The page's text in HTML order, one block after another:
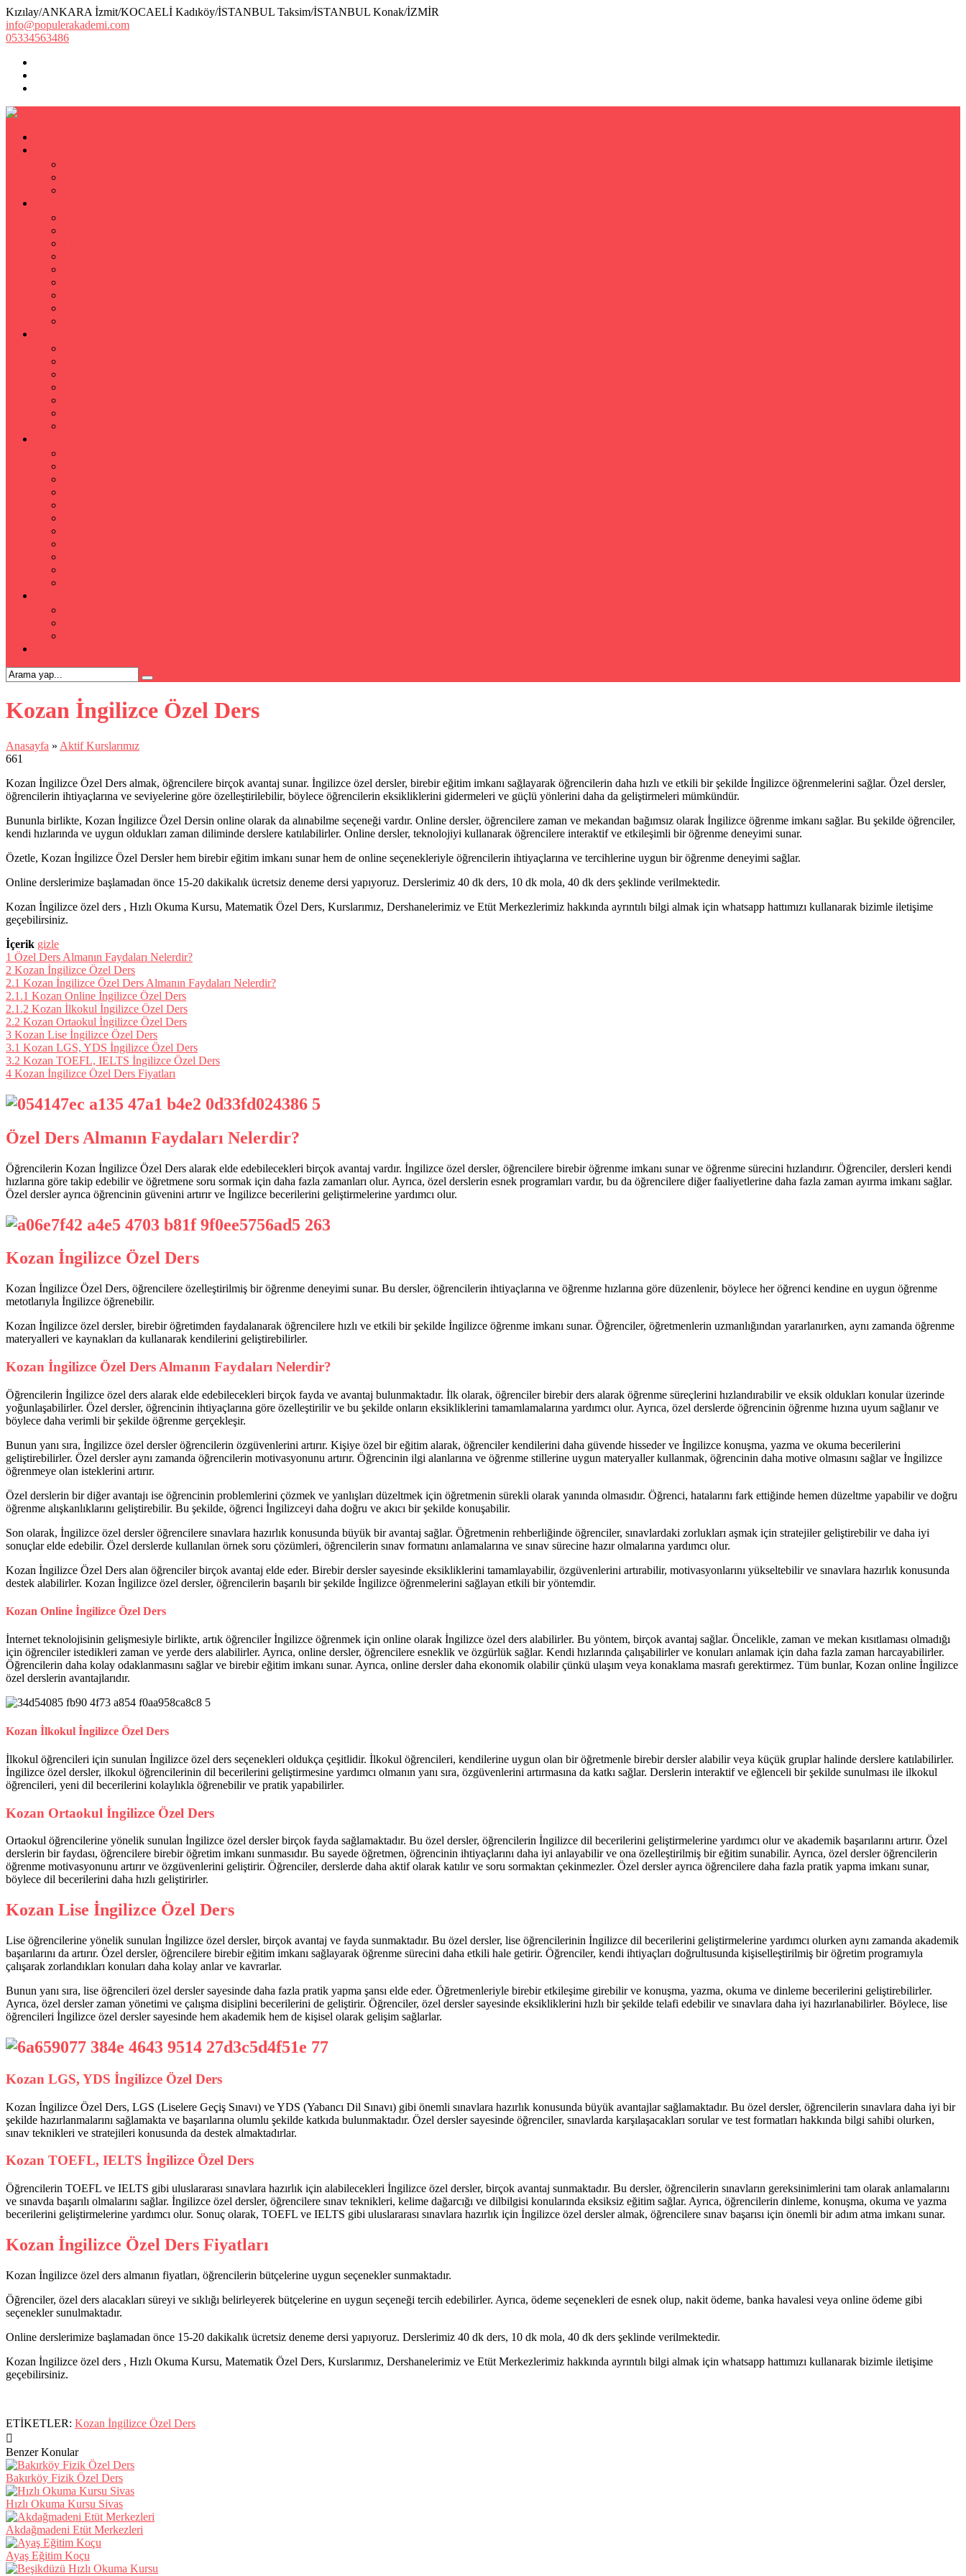
Kızılay/ANKARA İzmit/KOCAELİ Kadıköy/İSTANBUL Taksim/İSTANBUL Konak/İZMİR
info@populerakademi.com
05334563486
Kozan İngilizce Özel Ders
Anasayfa » Aktif Kurslarımız
661
Kozan İngilizce Özel Ders almak, öğrencilere birçok avantaj sunar. İngilizce özel dersler, birebir eğitim imkanı sağlayarak öğrencilerin daha hızlı ve etkili bir şekilde İngilizce öğrenmelerini sağlar. Özel dersler,
öğrencilerin ihtiyaçlarına ve seviyelerine göre özelleştirilebilir, böylece öğrencilerin eksikliklerini gidermeleri ve güçlü yönlerini daha da geliştirmeleri mümkündür.
Bununla birlikte, Kozan İngilizce Özel Dersin online olarak da alınabilme seçeneği vardır. Online dersler, öğrencilere zaman ve mekandan bağımsız olarak İngilizce öğrenme imkanı sağlar. Bu şekilde öğrenciler,
kendi hızlarında ve uygun oldukları zaman diliminde derslere katılabilirler. Online dersler, teknolojiyi kullanarak öğrencilere interaktif ve etkileşimli bir öğrenme deneyimi sunar.
Özetle, Kozan İngilizce Özel Dersler hem birebir eğitim imkanı sunar hem de online seçenekleriyle öğrencilerin ihtiyaçlarına ve tercihlerine uygun bir öğrenme deneyimi sağlar.
Online derslerimize başlamadan önce 15-20 dakikalık ücretsiz deneme dersi yapıyoruz. Derslerimiz 40 dk ders, 10 dk mola, 40 dk ders şeklinde verilmektedir.
Kozan İngilizce özel ders , Hızlı Okuma Kursu, Matematik Özel Ders, Kurslarımız, Dershanelerimiz ve Etüt Merkezlerimiz hakkında ayrıntılı bilgi almak için whatsapp hattımızı kullanarak bizimle iletişime
geçebilirsiniz.
İçerik gizle
1 Özel Ders Almanın Faydaları Nelerdir?
2 Kozan İngilizce Özel Ders
2.1 Kozan İngilizce Özel Ders Almanın Faydaları Nelerdir?
2.1.1 Kozan Online İngilizce Özel Ders
2.1.2 Kozan İlkokul İngilizce Özel Ders
2.2 Kozan Ortaokul İngilizce Özel Ders
3 Kozan Lise İngilizce Özel Ders
3.1 Kozan LGS, YDS İngilizce Özel Ders
3.2 Kozan TOEFL, IELTS İngilizce Özel Ders
4 Kozan İngilizce Özel Ders Fiyatları
Özel Ders Almanın Faydaları Nelerdir?
Öğrencilerin Kozan İngilizce Özel Ders alarak elde edebilecekleri birçok avantaj vardır. İngilizce özel dersler, öğrencilere birebir öğrenme imkanı sunar ve öğrenme sürecini hızlandırır. Öğrenciler, dersleri kendi
hızlarına göre takip edebilir ve öğretmene soru sormak için daha fazla zamanları olur. Ayrıca, özel derslerin esnek programları vardır, bu da öğrencilere diğer faaliyetlerine daha fazla zaman ayırma imkanı sağlar.
Özel dersler ayrıca öğrencinin güvenini artırır ve İngilizce becerilerini geliştirmelerine yardımcı olur.
Kozan İngilizce Özel Ders
Kozan İngilizce Özel Ders, öğrencilere özelleştirilmiş bir öğrenme deneyimi sunar. Bu dersler, öğrencilerin ihtiyaçlarına ve öğrenme hızlarına göre düzenlenir, böylece her öğrenci kendine en uygun öğrenme
metotlarıyla İngilizce öğrenebilir.
Kozan İngilizce özel dersler, birebir öğretimden faydalanarak öğrencilere hızlı ve etkili bir şekilde İngilizce öğrenme imkanı sunar. Öğrenciler, öğretmenlerin uzmanlığından yararlanırken, aynı zamanda öğrenme
materyalleri ve kaynakları da kullanarak kendilerini geliştirebilirler.
Kozan İngilizce Özel Ders Almanın Faydaları Nelerdir?
Öğrencilerin İngilizce özel ders alarak elde edebilecekleri birçok fayda ve avantaj bulunmaktadır. İlk olarak, öğrenciler birebir ders alarak öğrenme süreçlerini hızlandırabilir ve eksik oldukları konular üzerinde
yoğunlaşabilirler. Özel dersler, öğrencinin ihtiyaçlarına göre özelleştirilir ve bu şekilde onların eksikliklerini tamamlamalarına yardımcı olur. Ayrıca, özel derslerde öğrencinin öğrenme hızına uyum sağlanır ve
böylece daha verimli bir şekilde öğrenme gerçekleşir.
Bunun yanı sıra, İngilizce özel dersler öğrencilerin özgüvenlerini artırır. Kişiye özel bir eğitim alarak, öğrenciler kendilerini daha güvende hisseder ve İngilizce konuşma, yazma ve okuma becerilerini
geliştirebilirler. Özel dersler aynı zamanda öğrencilerin motivasyonunu artırır. Öğrencinin ilgi alanlarına ve öğrenme stillerine uygun materyaller kullanmak, öğrencinin daha motive olmasını sağlar ve İngilizce
öğrenmeye olan isteklerini artırır.
Özel derslerin bir diğer avantajı ise öğrencinin problemlerini çözmek ve yanlışları düzeltmek için öğretmenin sürekli olarak yanında olmasıdır. Öğrenci, hatalarını fark ettiğinde hemen düzeltme yapabilir ve doğru
öğrenme alışkanlıklarını geliştirebilir. Bu şekilde, öğrenci İngilizceyi daha doğru ve akıcı bir şekilde konuşabilir.
Son olarak, İngilizce özel dersler öğrencilere sınavlara hazırlık konusunda büyük bir avantaj sağlar. Öğretmenin rehberliğinde öğrenciler, sınavlardaki zorlukları aşmak için stratejiler geliştirebilir ve daha iyi
sonuçlar elde edebilir. Özel derslerde kullanılan örnek soru çözümleri, öğrencilerin sınav formatını anlamalarına ve sınav sürecine hazır olmalarına yardımcı olur.
Kozan İngilizce Özel Ders alan öğrenciler birçok avantaj elde eder. Birebir dersler sayesinde eksikliklerini tamamlayabilir, özgüvenlerini artırabilir, motivasyonlarını yükseltebilir ve sınavlara hazırlık konusunda
destek alabilirler. Kozan İngilizce özel dersler, öğrencilerin başarılı bir şekilde İngilizce öğrenmelerini sağlayan etkili bir yöntemdir.
Kozan Online İngilizce Özel Ders
İnternet teknolojisinin gelişmesiyle birlikte, artık öğrenciler İngilizce öğrenmek için online olarak İngilizce özel ders alabilirler. Bu yöntem, birçok avantaj sağlar. Öncelikle, zaman ve mekan kısıtlaması olmadığı
için öğrenciler istedikleri zaman ve yerde ders alabilirler. Ayrıca, online dersler, öğrencilere esneklik ve özgürlük sağlar. Kendi hızlarında çalışabilirler ve konuları anlamak için daha fazla zaman harcayabilirler.
Öğrencilerin daha kolay odaklanmasını sağlar ve birebir eğitim imkanı sunar. Ayrıca, online dersler daha ekonomik olabilir çünkü ulaşım veya konaklama masrafı gerektirmez. Tüm bunlar, Kozan online İngilizce
özel derslerin avantajlarıdır.
Kozan İlkokul İngilizce Özel Ders
İlkokul öğrencileri için sunulan İngilizce özel ders seçenekleri oldukça çeşitlidir. İlkokul öğrencileri, kendilerine uygun olan bir öğretmenle birebir dersler alabilir veya küçük gruplar halinde derslere katılabilirler.
İngilizce özel dersler, ilkokul öğrencilerinin dil becerilerini geliştirmesine yardımcı olmanın yanı sıra, özgüvenlerini artırmasına da katkı sağlar. Derslerin interaktif ve eğlenceli bir şekilde sunulması ile ilkokul
öğrencileri, yeni dil becerilerini kolaylıkla öğrenebilir ve pratik yapabilirler.
Kozan Ortaokul İngilizce Özel Ders
Ortaokul öğrencilerine yönelik sunulan İngilizce özel dersler birçok fayda sağlamaktadır. Bu özel dersler, öğrencilerin İngilizce dil becerilerini geliştirmelerine yardımcı olur ve akademik başarılarını artırır. Özel
derslerin bir faydası, öğrencilere birebir öğretim imkanı sunmasıdır. Bu sayede öğretmen, öğrencinin ihtiyaçlarını daha iyi anlayabilir ve ona özelleştirilmiş bir eğitim sunabilir. Ayrıca, özel dersler öğrencilerin
öğrenme motivasyonunu artırır ve özgüvenlerini geliştirir. Öğrenciler, derslerde daha aktif olarak katılır ve soru sormaktan çekinmezler. Özel dersler ayrıca öğrencilere daha fazla pratik yapma imkanı sunar,
böylece dil becerilerini daha hızlı geliştirirler.
Kozan Lise İngilizce Özel Ders
Lise öğrencilerine yönelik sunulan İngilizce özel dersler, birçok avantaj ve fayda sunmaktadır. Bu özel dersler, lise öğrencilerinin İngilizce dil becerilerini geliştirmelerine yardımcı olurken aynı zamanda akademik
başarılarını da artırır. Özel dersler, öğrencilere birebir eğitim imkanı sağlayarak öğrenme sürecini daha etkili hale getirir. Öğrenciler, kendi ihtiyaçları doğrultusunda kişiselleştirilmiş bir öğretim programıyla
çalışarak zorlandıkları konuları daha kolay anlar ve kavrarlar.
Bunun yanı sıra, lise öğrencileri özel dersler sayesinde daha fazla pratik yapma şansı elde eder. Öğretmenleriyle birebir etkileşime girebilir ve konuşma, yazma, okuma ve dinleme becerilerini geliştirebilirler.
Ayrıca, özel dersler zaman yönetimi ve çalışma disiplini becerilerini de geliştirir. Öğrenciler, özel dersler sayesinde eksikliklerini hızlı bir şekilde telafi edebilir ve sınavlara daha iyi hazırlanabilirler. Böylece, lise
öğrencileri İngilizce özel dersler sayesinde hem akademik hem de kişisel olarak gelişim sağlarlar.
Kozan LGS, YDS İngilizce Özel Ders
Kozan İngilizce Özel Ders, LGS (Liselere Geçiş Sınavı) ve YDS (Yabancı Dil Sınavı) gibi önemli sınavlara hazırlık konusunda büyük avantajlar sağlamaktadır. Bu özel dersler, öğrencilerin sınavlara daha iyi bir
şekilde hazırlanmalarını sağlamakta ve başarılarına olumlu şekilde katkıda bulunmaktadır. Özel dersler sayesinde öğrenciler, sınavlarda karşılaşacakları sorular ve test formatları hakkında bilgi sahibi olurken,
sınav teknikleri ve stratejileri konusunda da destek almaktadırlar.
Kozan TOEFL, IELTS İngilizce Özel Ders
Öğrencilerin TOEFL ve IELTS gibi uluslararası sınavlara hazırlık için alabilecekleri İngilizce özel dersler, birçok avantaj sunmaktadır. Bu dersler, öğrencilerin sınavların gereksinimlerini tam olarak anlamalarını
ve sınavda başarılı olmalarını sağlar. İngilizce özel dersler, öğrencilere sınav teknikleri, kelime dağarcığı ve dilbilgisi konularında eksiksiz eğitim sağlar. Ayrıca, öğrencilerin dinleme, konuşma, okuma ve yazma
becerilerini geliştirmelerine yardımcı olur. Sonuç olarak, TOEFL ve IELTS gibi uluslararası sınavlara hazırlık için İngilizce özel dersler almak, öğrencilere sınav başarısı için önemli bir adım atma imkanı sunar.
Kozan İngilizce Özel Ders Fiyatları
Kozan İngilizce özel ders almanın fiyatları, öğrencilerin bütçelerine uygun seçenekler sunmaktadır.
Öğrenciler, özel ders alacakları süreyi ve sıklığı belirleyerek bütçelerine en uygun seçeneği tercih edebilirler. Ayrıca, ödeme seçenekleri de esnek olup, nakit ödeme, banka havalesi veya online ödeme gibi
seçenekler sunulmaktadır.
Online derslerimize başlamadan önce 15-20 dakikalık ücretsiz deneme dersi yapıyoruz. Derslerimiz 40 dk ders, 10 dk mola, 40 dk ders şeklinde verilmektedir.
Kozan İngilizce özel ders , Hızlı Okuma Kursu, Matematik Özel Ders, Kurslarımız, Dershanelerimiz ve Etüt Merkezlerimiz hakkında ayrıntılı bilgi almak için whatsapp hattımızı kullanarak bizimle iletişime
geçebilirsiniz.
ETİKETLER: Kozan İngilizce Özel Ders
Benzer Konular
Bakırköy Fizik Özel Ders
Hızlı Okuma Kursu Sivas
Akdağmadeni Etüt Merkezleri
Ayaş Eğitim Koçu